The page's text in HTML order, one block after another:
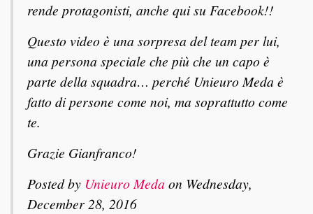
rende protagonisti, anche qui su Facebook!!
Questo video è una sorpresa del team per lui,
una persona speciale che più che un capo è
parte della squadra… perché Unieuro Meda è
fatto di persone come noi, ma soprattutto come
te.
Grazie Gianfranco!
Posted by Unieuro Meda on Wednesday,
December 28, 2016